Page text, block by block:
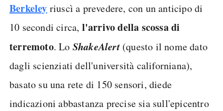
Berkeley riuscì a prevedere, con un anticipo di
10 secondi circa, l'arrivo della scossa di
terremoto. Lo ShakeAlert(questo il nome dato
dagli scienziati dell'università californiana),
basato su una rete di 150 sensori, diede
indicazioni abbastanza precise sia sull'epicentro